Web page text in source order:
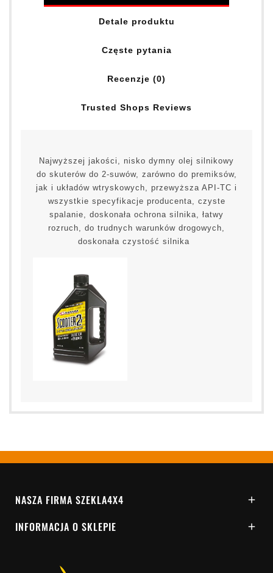
Detale produktu
Częste pytania
Recenzje (0)
Trusted Shops Reviews
Najwyższej jakości, nisko dymny olej silnikowy
do skuterów do 2-suwów, zarówno do premiksów,
jak i układów wtryskowych, przewyższa API-TC i
wszystkie specyfikacje producenta, czyste
spalanie, doskonała ochrona silnika, łatwy
rozruch, do trudnych warunków drogowych,
doskonała czystość silnika
NASZA FIRMA SZEKLA4X4 
INFORMACJA O SKLEPIE 